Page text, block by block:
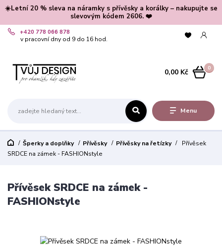
☀️Letní 20 % sleva na náramky s přívěsky a korálky – nakupujte se
slevovým kódem 2606. ❤️
Menu
+420 778 066 878
v pracovní dny od 9 do 16 hod.
0
0,00 Kč
Šperky a doplňky Přívěsky Přívěsky na řetízky
Přívěsek
SRDCE na zámek - FASHIONstyle
Přívěsek SRDCE na zámek -
FASHIONstyle